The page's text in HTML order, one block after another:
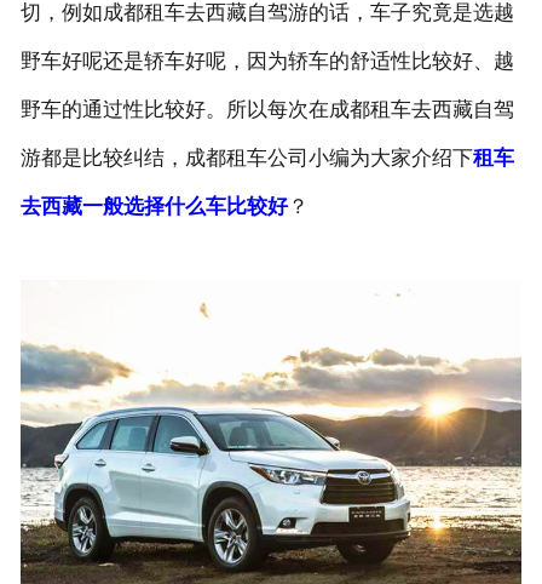
租车价格
关于我们
切，例如成都租车去西藏自驾游的话，车子究竟是选越
野车好呢还是轿车好呢，因为轿车的舒适性比较好、越
野车的通过性比较好。所以每次在成都租车去西藏自驾
游都是比较纠结，成都租车公司小编为大家介绍下租车
去西藏一般选择什么车比较好？